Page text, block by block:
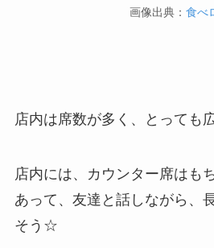
画像出典： 食べ
店内は席数が多く、とっても
店内には、カウンター席はも
あって、友達と話しながら、
そう☆